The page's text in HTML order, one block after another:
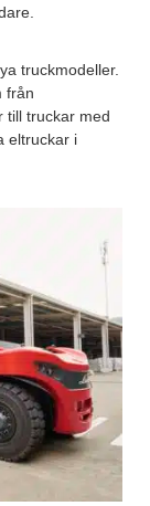
truckmodeller.
från
till truckar med
eltruckar i